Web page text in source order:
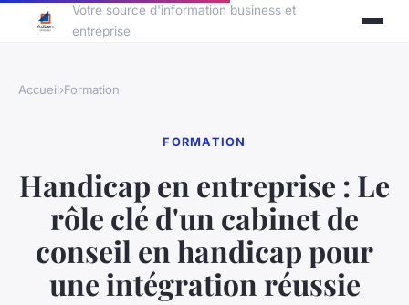
Votre source d'information business et
entreprise
Accueil›Formation
FORMATION
Handicap en entreprise : Le
rôle clé d'un cabinet de
conseil en handicap pour
une intégration réussie